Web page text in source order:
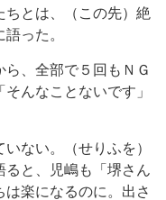
ちとは、（この先）絶
った。
、全部で５回もＮＧ
んなことないです」
ない。（せりふを）
と、児嶋も「堺さん
楽になるのに。出さ